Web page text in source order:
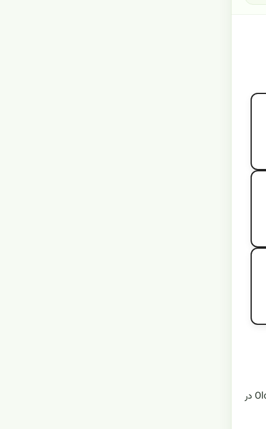
این جنس دارای 52 گونه از گیاهان همیشه سبز در خانواده Orchidaceae و به رنگ ارغوانی روشن است. برای اولین بار توسط Olof Swartz در